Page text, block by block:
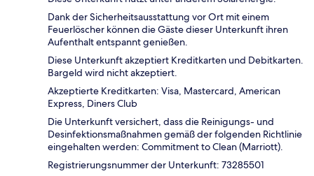
Dank der Sicherheitsausstattung vor Ort mit einem
Feuerlöscher können die Gäste dieser Unterkunft ihren
Aufenthalt entspannt genießen.
Diese Unterkunft akzeptiert Kreditkarten und Debitkarten.
Bargeld wird nicht akzeptiert.
Akzeptierte Kreditkarten: Visa, Mastercard, American
Express, Diners Club
Die Unterkunft versichert, dass die Reinigungs- und
Desinfektionsmaßnahmen gemäß der folgenden Richtlinie
eingehalten werden: Commitment to Clean (Marriott).
Registrierungsnummer der Unterkunft: 73285501